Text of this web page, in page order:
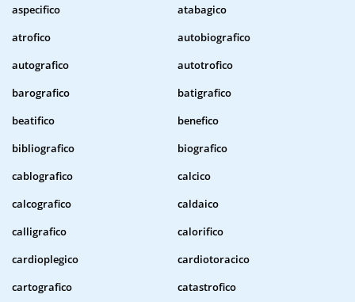
aspecifico
atabagico
atrofico
autobiografico
autografico
autotrofico
barografico
batigrafico
beatifico
benefico
bibliografico
biografico
cablografico
calcico
calcografico
caldaico
calligrafico
calorifico
cardioplegico
cardiotoracico
cartografico
catastrofico